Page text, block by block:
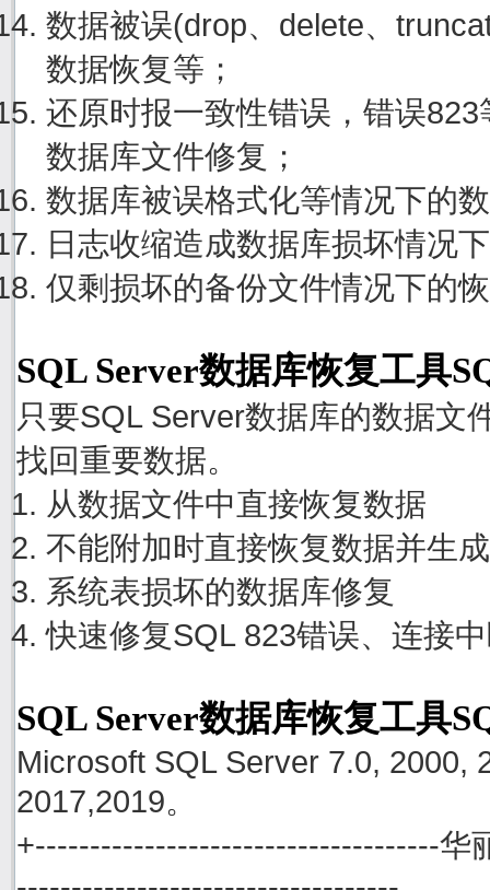
数据被误(drop、delete、
数据恢复等；
还原时报一致性错误，错误
数据库文件修复；
数据库被误格式化等情况下的
日志收缩造成数据库损坏情况
仅剩损坏的备份文件情况下的
SQL Server数据库恢复工具
只要SQL Server数据库的数据文
找回重要数据。
从数据文件中直接恢复数据
不能附加时直接恢复数据并生
系统表损坏的数据库修复
快速修复SQL 823错误、连接
SQL Server数据库恢复工具
Microsoft SQL Server 7.0, 2000,
2017,2019。
+-------------------------------------华